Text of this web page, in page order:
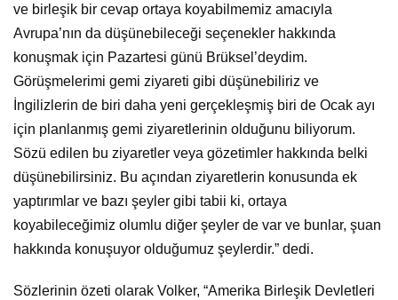
ve birleşik bir cevap ortaya koyabilmemiz amacıyla
Avrupa’nın da düşünebileceği seçenekler hakkında
konuşmak için Pazartesi günü Brüksel’deydim.
Görüşmelerimi gemi ziyareti gibi düşünebiliriz ve
İngilizlerin de biri daha yeni gerçekleşmiş biri de Ocak ayı
için planlanmış gemi ziyaretlerinin olduğunu biliyorum.
Sözü edilen bu ziyaretler veya gözetimler hakkında belki
düşünebilirsiniz. Bu açından ziyaretlerin konusunda ek
yaptırımlar ve bazı şeyler gibi tabii ki, ortaya
koyabileceğimiz olumlu diğer şeyler de var ve bunlar, şuan
hakkında konuşuyor olduğumuz şeylerdir.” dedi.
Sözlerinin özeti olarak Volker, “Amerika Birleşik Devletleri